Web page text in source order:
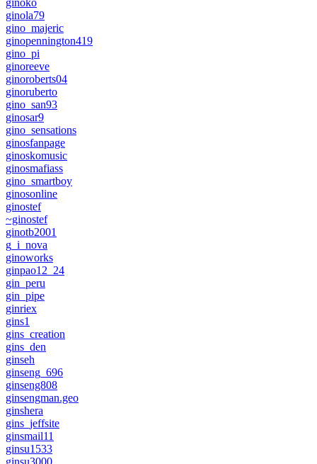
ginoko
ginola79
gino_majeric
ginopennington419
gino_pi
ginoreeve
ginoroberts04
ginoruberto
gino_san93
ginosar9
gino_sensations
ginosfanpage
ginoskomusic
ginosmafiass
gino_smartboy
ginosonline
ginostef
~ginostef
ginotb2001
g_i_nova
ginoworks
ginpao12_24
gin_peru
gin_pipe
ginriex
gins1
gins_creation
gins_den
ginseh
ginseng_696
ginseng808
ginsengman.geo
ginshera
gins_jeffsite
ginsmail11
ginsu1533
ginsu3000